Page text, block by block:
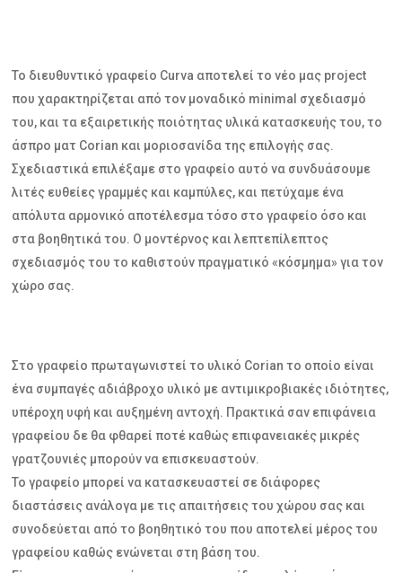
Το διευθυντικό γραφείο Curva αποτελεί το νέο μας project
που χαρακτηρίζεται από τον μοναδικό minimal σχεδιασμό
του, και τα εξαιρετικής ποιότητας υλικά κατασκευής του, το
άσπρο ματ Corian και μοριοσανίδα της επιλογής σας.
Σχεδιαστικά επιλέξαμε στο γραφείο αυτό να συνδυάσουμε
λιτές ευθείες γραμμές και καμπύλες, και πετύχαμε ένα
απόλυτα αρμονικό αποτέλεσμα τόσο στο γραφείο όσο και
στα βοηθητικά του. Ο μοντέρνος και λεπτεπίλεπτος
σχεδιασμός του το καθιστούν πραγματικό «κόσμημα» για τον
χώρο σας.
Στο γραφείο πρωταγωνιστεί το υλικό Corian το οποίο είναι
ένα συμπαγές αδιάβροχο υλικό με αντιμικροβιακές ιδιότητες,
υπέροχη υφή και αυξημένη αντοχή. Πρακτικά σαν επιφάνεια
γραφείου δε θα φθαρεί ποτέ καθώς επιφανειακές μικρές
γρατζουνιές μπορούν να επισκευαστούν.
Το γραφείο μπορεί να κατασκευαστεί σε διάφορες
διαστάσεις ανάλογα με τις απαιτήσεις του χώρου σας και
συνοδεύεται από το βοηθητικό του που αποτελεί μέρος του
γραφείου καθώς ενώνεται στη βάση του.